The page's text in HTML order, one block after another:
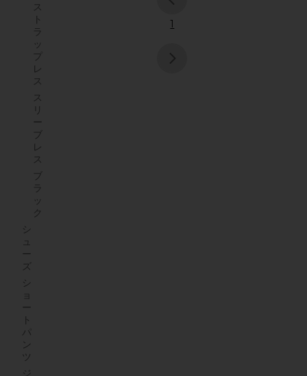
ス
ト
ラ
ッ
プ
レ
ス
ス
リ
ー
ブ
レ
ス
ブ
ラ
ッ
ク
シ
ュ
ー
ズ
シ
ー
ト
パ
ン
ツ
ジ
1